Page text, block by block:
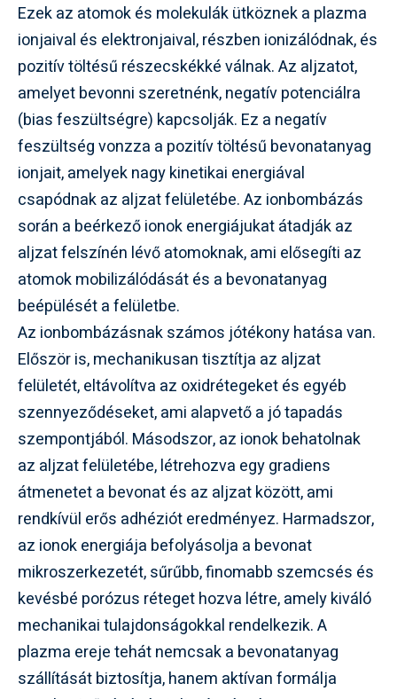
Ezek az atomok és molekulák ütköznek a plazma
ionjaival és elektronjaival, részben ionizálódnak, és
pozitív töltésű részecskékké válnak. Az aljzatot,
amelyet bevonni szeretnénk, negatív potenciálra
(bias feszültségre) kapcsolják. Ez a negatív
feszültség vonzza a pozitív töltésű bevonatanyag
ionjait, amelyek nagy kinetikai energiával
csapódnak az aljzat felületébe. Az ionbombázás
során a beérkező ionok energiájukat átadják az
aljzat felszínén lévő atomoknak, ami elősegíti az
atomok mobilizálódását és a bevonatanyag
beépülését a felületbe.
Az ionbombázásnak számos jótékony hatása van.
Először is, mechanikusan tisztítja az aljzat
felületét, eltávolítva az oxidrétegeket és egyéb
szennyeződéseket, ami alapvető a jó tapadás
szempontjából. Másodszor, az ionok behatolnak
az aljzat felületébe, létrehozva egy gradiens
átmenetet a bevonat és az aljzat között, ami
rendkívül erős adhéziót eredményez. Harmadszor,
az ionok energiája befolyásolja a bevonat
mikroszerkezetét, sűrűbb, finomabb szemcsés és
kevésbé porózus réteget hozva létre, amely kiváló
mechanikai tulajdonságokkal rendelkezik. A
plazma ereje tehát nemcsak a bevonatanyag
szállítását biztosítja, hanem aktívan formálja